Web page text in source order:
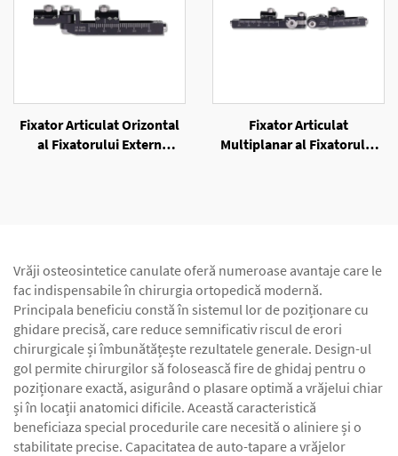
Fixator Articulat Orizontal
al Fixatorului Extern
Fixator Articulat
Multiplanar al Fixatorului
Vrăji osteosintetice canulate oferă numeroase avantaje care le
fac indispensabile în chirurgia ortopedică modernă.
Principala beneficiu constă în sistemul lor de poziționare cu
ghidare precisă, care reduce semnificativ riscul de erori
chirurgicale și îmbunătățește rezultatele generale. Design-ul
gol permite chirurgilor să folosească fire de ghidaj pentru o
poziționare exactă, asigurând o plasare optimă a vrăjelui chiar
și în locații anatomici dificile. Această caracteristică
beneficiaza special procedurile care necesită o aliniere și o
stabilitate precise. Capacitatea de auto-tapare a vrăjelor